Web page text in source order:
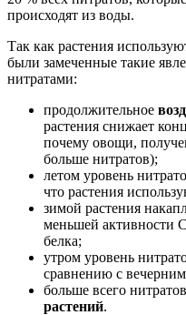
происходят из воды.
Так как растения
были замеченные такие
нитратами:
продолжительное
растения снижает
почему овощи,
больше нитратов);
летом уровень
что растения
зимой растения
меньшей активности
белка;
утром уровень
сравнению с
больше всего
растений.